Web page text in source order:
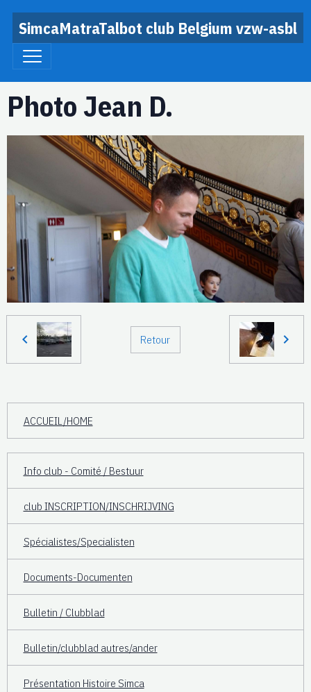
SimcaMatraTalbot club Belgium vzw-asbl
Photo Jean D.
Retour
ACCUEIL/HOME
Info club - Comité / Bestuur
club INSCRIPTION/INSCHRIJVING
Spécialistes/Specialisten
Documents-Documenten
Bulletin / Clubblad
Bulletin/clubblad autres/ander
Présentation Histoire Simca